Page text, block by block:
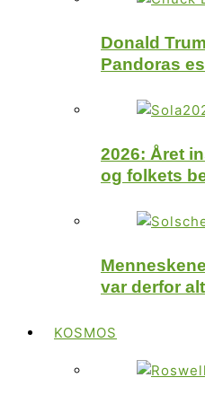
Donald
Pandoras
2026: Året
og folkets
var derfor
KOSMOS